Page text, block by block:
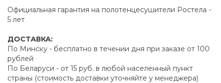
Официальная гарантия на полотенцесушители Ростела -
5 лет
ДОСТАВКА:
По Минску - бесплатно в течении дня при заказе от 100
рублей
По Беларуси - от 15 руб. в любой населенный пункт
страны (стоимость доставки уточняйте у менеджера)